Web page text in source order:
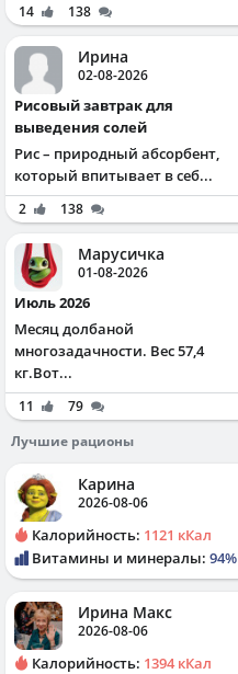
14 138
Ирина
02-08-2026
Рисовый завтрак для
выведения солей
Рис – природный абсорбент,
который впитывает в себ...
2 138
Марусичка
01-08-2026
Июль 2026
Месяц долбаной
многозадачности. Вес 57,4
кг.Вот...
11
79
Лучшие рационы
Карина
2026-08-06
Калорийность: 1121 кКал
Витамины и минералы: 94%
Ирина Макс
2026-08-06
Калорийность: 1394 кКал